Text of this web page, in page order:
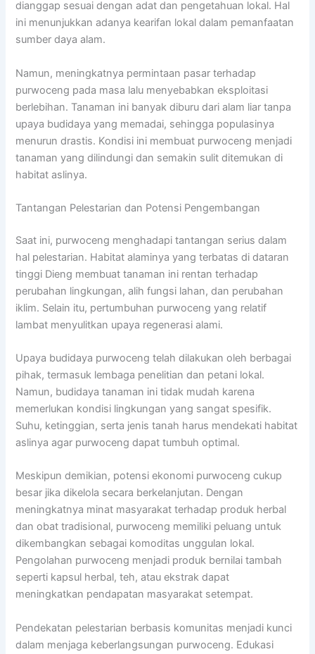
dianggap sesuai dengan adat dan pengetahuan lokal. Hal
ini menunjukkan adanya kearifan lokal dalam pemanfaatan
sumber daya alam.
Namun, meningkatnya permintaan pasar terhadap
purwoceng pada masa lalu menyebabkan eksploitasi
berlebihan. Tanaman ini banyak diburu dari alam liar tanpa
upaya budidaya yang memadai, sehingga populasinya
menurun drastis. Kondisi ini membuat purwoceng menjadi
tanaman yang dilindungi dan semakin sulit ditemukan di
habitat aslinya.
Tantangan Pelestarian dan Potensi Pengembangan
Saat ini, purwoceng menghadapi tantangan serius dalam
hal pelestarian. Habitat alaminya yang terbatas di dataran
tinggi Dieng membuat tanaman ini rentan terhadap
perubahan lingkungan, alih fungsi lahan, dan perubahan
iklim. Selain itu, pertumbuhan purwoceng yang relatif
lambat menyulitkan upaya regenerasi alami.
Upaya budidaya purwoceng telah dilakukan oleh berbagai
pihak, termasuk lembaga penelitian dan petani lokal.
Namun, budidaya tanaman ini tidak mudah karena
memerlukan kondisi lingkungan yang sangat spesifik.
Suhu, ketinggian, serta jenis tanah harus mendekati habitat
aslinya agar purwoceng dapat tumbuh optimal.
Meskipun demikian, potensi ekonomi purwoceng cukup
besar jika dikelola secara berkelanjutan. Dengan
meningkatnya minat masyarakat terhadap produk herbal
dan obat tradisional, purwoceng memiliki peluang untuk
dikembangkan sebagai komoditas unggulan lokal.
Pengolahan purwoceng menjadi produk bernilai tambah
seperti kapsul herbal, teh, atau ekstrak dapat
meningkatkan pendapatan masyarakat setempat.
Pendekatan pelestarian berbasis komunitas menjadi kunci
dalam menjaga keberlangsungan purwoceng. Edukasi